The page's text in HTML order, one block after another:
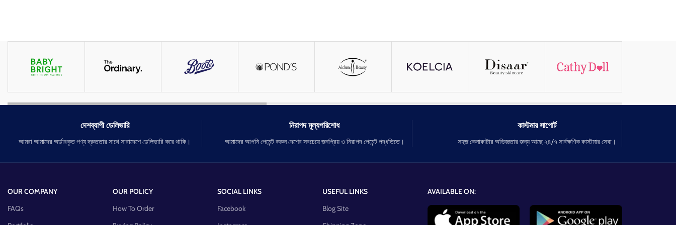
দেশব্যাপী ডেলিভারি
আমরা আমাদের অর্ডারকৃত পণ্য দ্রুততার সাথে সারাদেশে ডেলিভারি করে থাকি।
নিরাপদ মূল্যপরিশোধ
আমাদের আপনি পেমেন্ট করুন দেশের সবচেয়ে জনপ্রিয় ও নিরাপদ পেমেন্ট পদ্ধতিতে।
কাস্টমার সাপোর্ট
সহজ কেনাকাটার অভিজ্ঞতার জন্য আছে ২৪/৭ সার্বক্ষণিক কাস্টমার সেবা।
OUR COMPANY
FAQs
OUR POLICY
How To Order
SOCIAL LINKS
Facebook
USEFUL LINKS
Blog Site
AVAILABLE ON: